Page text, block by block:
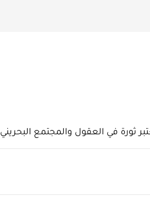
ثورة في العقول والمجتمع البحريني